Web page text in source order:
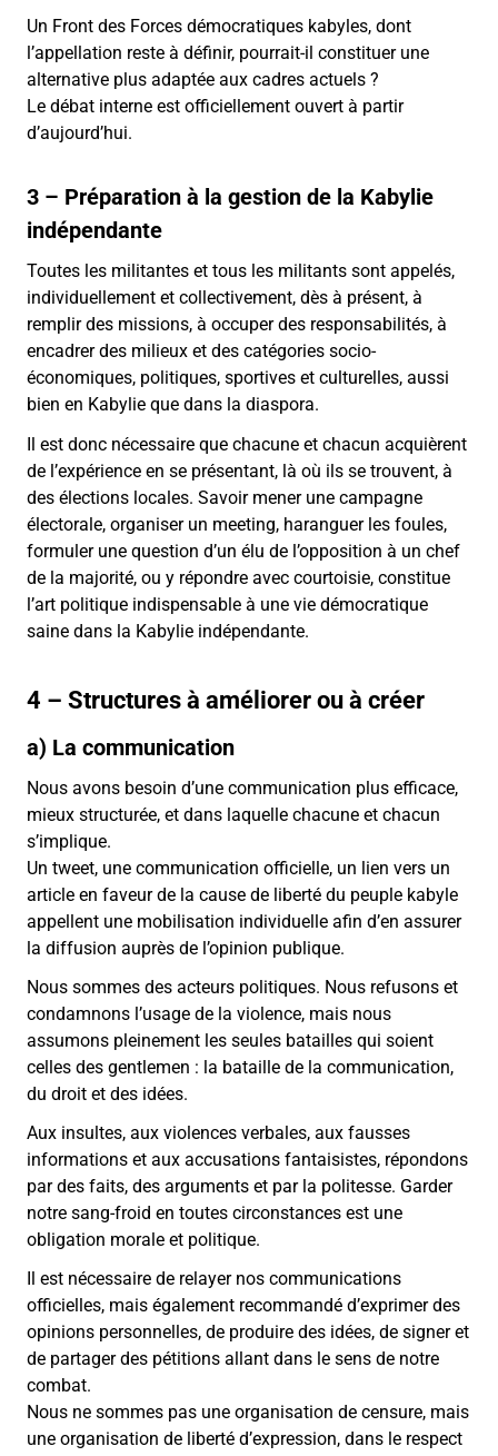
Un Front des Forces démocratiques kabyles, dont
l’appellation reste à définir, pourrait-il constituer une
alternative plus adaptée aux cadres actuels ?
Le débat interne est officiellement ouvert à partir
d’aujourd’hui.
3 – Préparation à la gestion de la Kabylie
indépendante
Toutes les militantes et tous les militants sont appelés,
individuellement et collectivement, dès à présent, à
remplir des missions, à occuper des responsabilités, à
encadrer des milieux et des catégories socio-
économiques, politiques, sportives et culturelles, aussi
bien en Kabylie que dans la diaspora.
Il est donc nécessaire que chacune et chacun acquièrent
de l’expérience en se présentant, là où ils se trouvent, à
des élections locales. Savoir mener une campagne
électorale, organiser un meeting, haranguer les foules,
formuler une question d’un élu de l’opposition à un chef
de la majorité, ou y répondre avec courtoisie, constitue
l’art politique indispensable à une vie démocratique
saine dans la Kabylie indépendante.
4 – Structures à améliorer ou à créer
a) La communication
Nous avons besoin d’une communication plus efficace,
mieux structurée, et dans laquelle chacune et chacun
s’implique.
Un tweet, une communication officielle, un lien vers un
article en faveur de la cause de liberté du peuple kabyle
appellent une mobilisation individuelle afin d’en assurer
la diffusion auprès de l’opinion publique.
Nous sommes des acteurs politiques. Nous refusons et
condamnons l’usage de la violence, mais nous
assumons pleinement les seules batailles qui soient
celles des gentlemen : la bataille de la communication,
du droit et des idées.
Aux insultes, aux violences verbales, aux fausses
informations et aux accusations fantaisistes, répondons
par des faits, des arguments et par la politesse. Garder
notre sang-froid en toutes circonstances est une
obligation morale et politique.
Il est nécessaire de relayer nos communications
officielles, mais également recommandé d’exprimer des
opinions personnelles, de produire des idées, de signer et
de partager des pétitions allant dans le sens de notre
combat.
Nous ne sommes pas une organisation de censure, mais
une organisation de liberté d’expression, dans le respect